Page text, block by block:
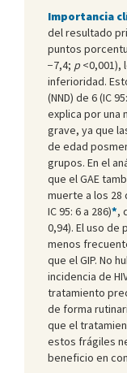
Importancia
del resultado
puntos
−7,4; p <0,001),
inferioridad.
(NND) de 6 (IC
explica por una
grave, ya que
de edad
grupos. En el
que el GAE
muerte a los 28
IC 95: 6 a 286)*,
0,94). El uso
menos
que el GIP. No
incidencia de
tratamiento
de forma
que el
estos frágiles
beneficio en